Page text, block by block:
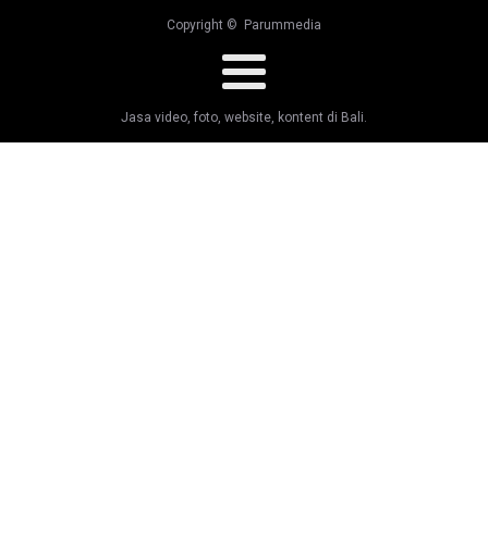
Copyright © Parummedia
Jasa video, foto, website, kontent di Bali.